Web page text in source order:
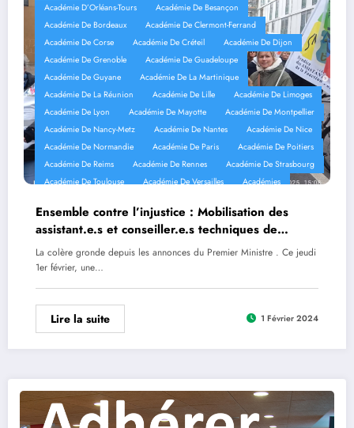
Académie D’Orléans-Tours
Académie De Besançon
Académie De Bordeaux
Académie De Clermont-Ferrand
Académie De Corse
Académie De Créteil
Académie De Dijon
Académie De Grenoble
Académie De Guadeloupe
Académie De Guyane
Académie De La Martinique
Académie De La Réunion
Académie De Lille
Académie De Limoges
Académie De Lyon
Académie De Mayotte
Académie De Montpellier
Académie De Nancy-Metz
Académie De Nantes
Académie De Nice
Académie De Normandie
Académie De Paris
Académie De Poitiers
Académie De Reims
Académie De Rennes
Académie De Strasbourg
Académie De Toulouse
Académie De Versailles
Académies
Ensemble contre l’injustice : Mobilisation des
assistant.e.s et conseiller.e.s techniques de
l’Éducation Nationale
La colère gronde depuis les annonces du Premier Ministre . Ce jeudi
1er février, une…
Lire la suite 1 Février 2024